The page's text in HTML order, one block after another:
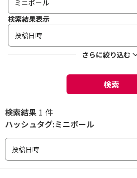
検索結果表示
投稿日時
さらに絞り込む
検索
検索結果 1 件
ハッシュタグ:ミニボール
投稿日時